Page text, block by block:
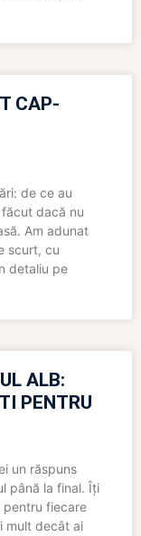
CAP-
de ce au
dacă nu
Am adunat
scurt, cu
detaliu pe
ALB:
PENTRU
un răspuns
până la final. Îți
pentru fiecare
mult decât ai